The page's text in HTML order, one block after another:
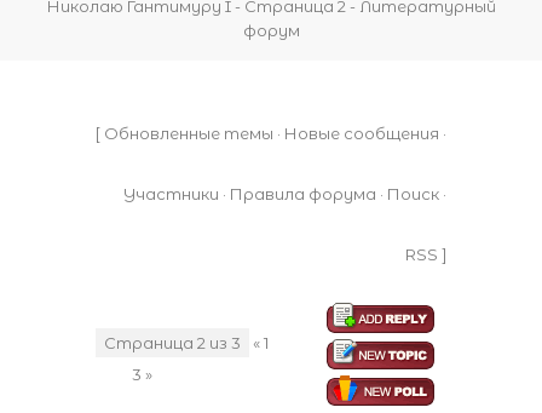
Николаю Гантимуру I - Страница 2 - Литературный
форум
[ Обновленные темы · Новые сообщения ·
Участники · Правила форума · Поиск ·
RSS ]
Страница 2 из 3 «1
3 »